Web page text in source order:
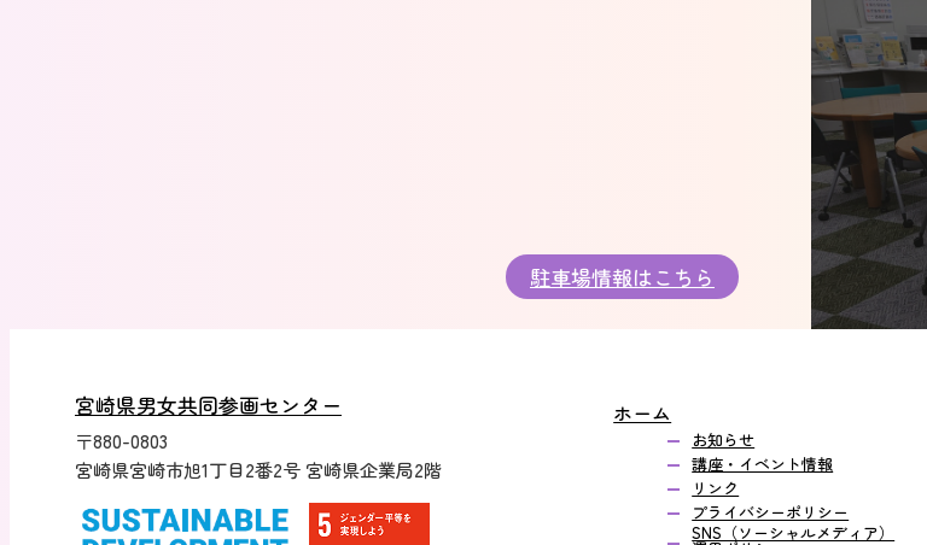
駐車場情報はこちら
宮崎県男女共同参画センター
〒880-0803
宮崎県宮崎市旭1丁目2番2号 宮崎県企業局2階
ホーム
お知らせ
講座・イベント情報
リンク
プライバシーポリシー
SNS（ソーシャルメディア）